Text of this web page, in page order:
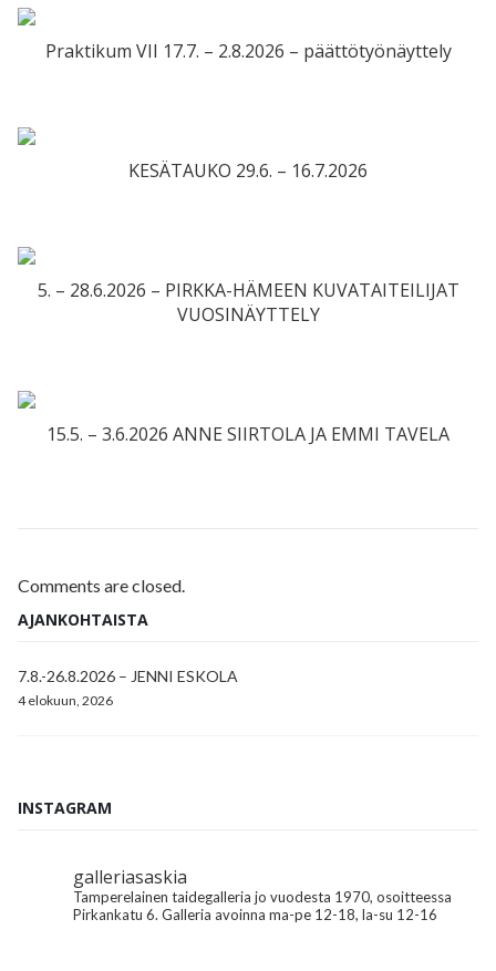
Praktikum VII 17.7. – 2.8.2026 – päättötyönäyttely
KESÄTAUKO 29.6. – 16.7.2026
5. – 28.6.2026 – PIRKKA-HÄMEEN KUVATAITEILIJAT
VUOSINÄYTTELY
15.5. – 3.6.2026 ANNE SIIRTOLA JA EMMI TAVELA
Comments are closed.
AJANKOHTAISTA
7.8.-26.8.2026 – JENNI ESKOLA
4 elokuun, 2026
INSTAGRAM
galleriasaskia
Tamperelainen taidegalleria jo vuodesta 1970, osoitteessa
Pirkankatu 6. Galleria avoinna ma-pe 12-18, la-su 12-16